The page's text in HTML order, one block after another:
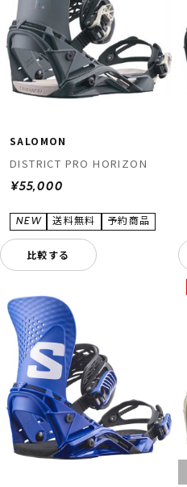
SALOMON
DISTRICT PRO HORIZON
¥55,000
比較する